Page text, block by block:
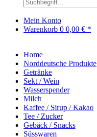
Mein Konto
Warenkorb 0 0,00 € *
Home
Norddeutsche Produkte
Getränke
Sekt / Wein
Wasserspender
Milch
Kaffee / Sirup / Kakao
Tee / Zucker
Gebäck / Snacks
Süsswaren